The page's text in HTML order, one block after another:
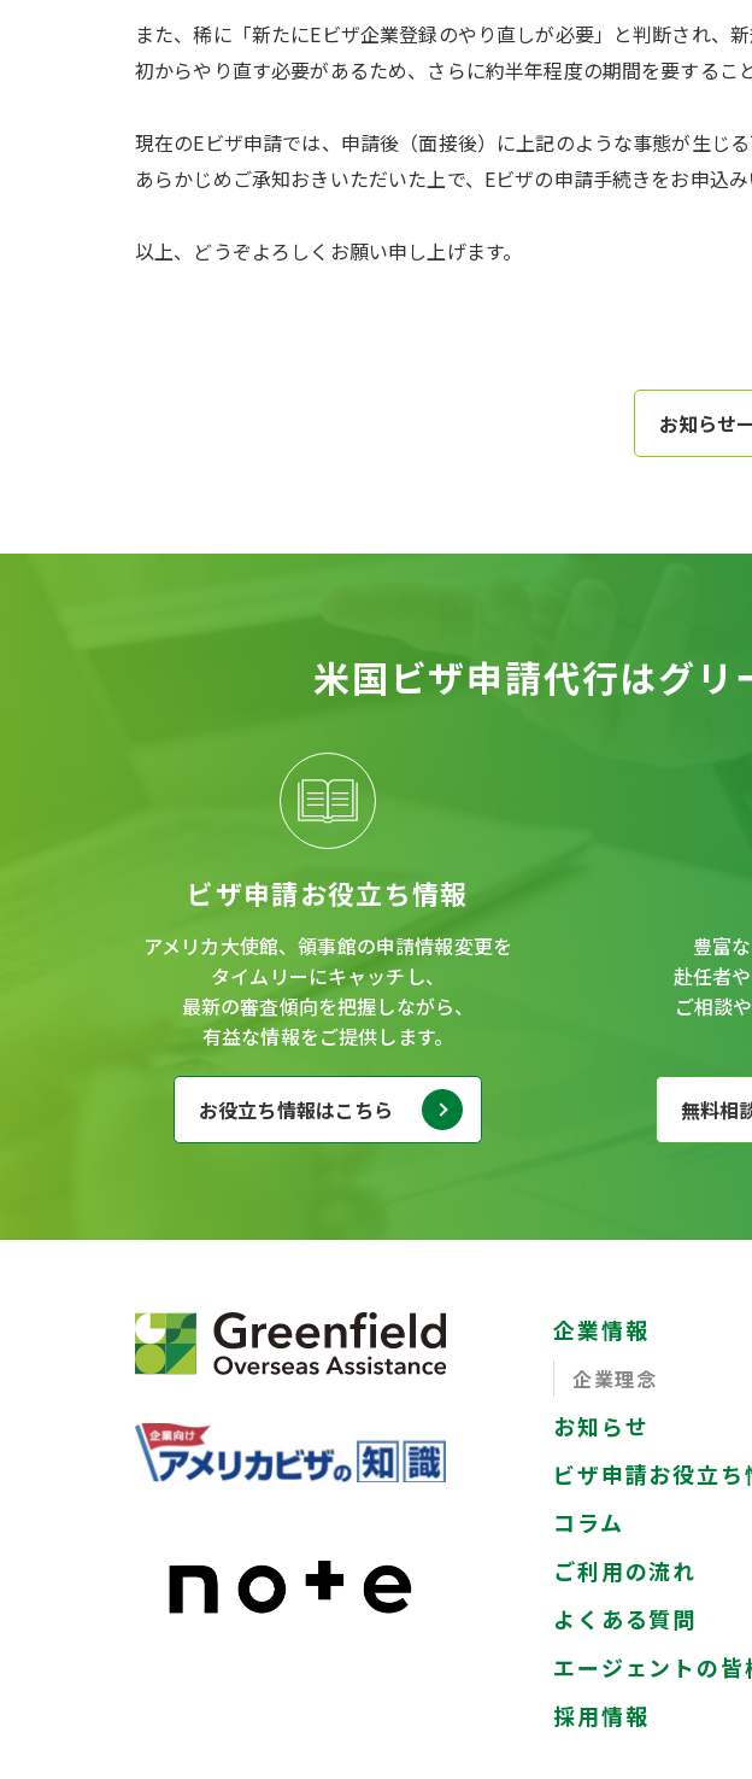
また、稀に「新たにEビザ企業登録のやり直しが必要」と判断され、
初からやり直す必要があるため、 さらに約半年程度の期間を要するこ
現在のEビザ申請では、申請後（面接後）に上記のような事態が生じる
あらかじめご承知おきいただいた上で、Eビザの申請手続きをお申込
以上、どうぞよろしくお願い申し上げます。
お知らせ
米国ビザ申請代行はグリ
ビザ申請お役立ち情報
アメリカ大使館、領事館の申請情報変更を
タイムリーにキャッチし、
最新の審査傾向を把握しながら、
有益な情報をご提供します。
お役立ち情報はこちら
豊富
赴任者
ご相談
無料相
企業情報
企業理念
お知らせ
ビザ申請お役立ち
コラム
ご利用の流れ
よくある質問
エージェントの皆
採用情報